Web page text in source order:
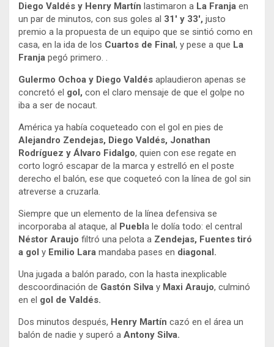
Diego Valdés y Henry Martín lastimaron a La Franja en
un par de minutos, con sus goles al 31′ y 33′, justo
premio a la propuesta de un equipo que se sintió como en
casa, en la ida de los Cuartos de Final, y pese a que La
Franja pegó primero. .
Gulermo Ochoa y Diego Valdés aplaudieron apenas se
concretó el gol, con el claro mensaje de que el golpe no
iba a ser de nocaut.
América ya había coqueteado con el gol en pies de
Alejandro Zendejas, Diego Valdés, Jonathan
Rodríguez y Álvaro Fidalgo, quien con ese regate en
corto logró escapar de la marca y estrelló en el poste
derecho el balón, ese que coqueteó con la línea de gol sin
atreverse a cruzarla.
Siempre que un elemento de la línea defensiva se
incorporaba al ataque, al Puebla le dolía todo: el central
Néstor Araujo filtró una pelota a Zendejas, Fuentes tiró
a gol y Emilio Lara mandaba pases en diagonal.
Una jugada a balón parado, con la hasta inexplicable
descoordinación de Gastón Silva y Maxi Araujo, culminó
en el gol de Valdés.
Dos minutos después, Henry Martín cazó en el área un
balón de nadie y superó a Antony Silva.